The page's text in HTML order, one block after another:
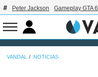
Peter Jackson Gameplay GTA 6
VANDAL NOTICIAS